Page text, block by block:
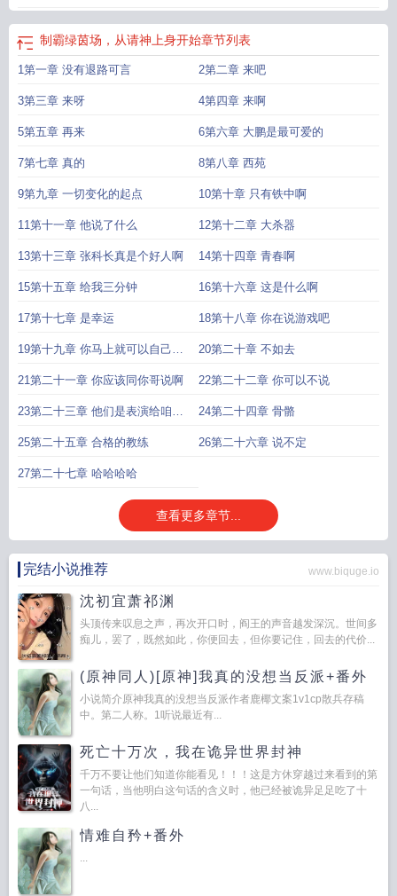
制霸绿茵场，从请神上身开始章节列表
1第一章 没有退路可言 2第二章 来吧
3第三章 来呀 4第四章 来啊
5第五章 再来 6第六章 大鹏是最可爱的
7第七章 真的 8第八章 西苑
9第九章 一切变化的起点 10第十章 只有铁中啊
11第十一章 他说了什么 12第十二章 大杀器
13第十三章 张科长真是个好人啊 14第十四章 青春啊
15第十五章 给我三分钟 16第十六章 这是什么啊
17第十七章 是幸运 18第十八章 你在说游戏吧
19第十九章 你马上就可以自己看
到了
20第二十章 不如去
21第二十一章 你应该同你哥说啊 22第二十二章 你可以不说
23第二十三章 他们是表演给咱们
看的
24第二十四章 骨骼
25第二十五章 合格的教练 26第二十六章 说不定
27第二十七章 哈哈哈哈
查看更多章节...
完结小说推荐 www.biquge.io
沈初宜萧祁渊
头顶传来叹息之声，再次开口时，阎王的声音越发深沉。世间多
痴儿，罢了，既然如此，你便回去，但你要记住，回去的代价...
(原神同人)[原神]我真的没想当反派+番外
小说简介原神我真的没想当反派作者鹿椰文案1v1cp散兵存稿
中。第二人称。1听说最近有...
死亡十万次，我在诡异世界封神
千万不要让他们知道你能看见！！！这是方休穿越过来看到的第
一句话，当他明白这句话的含义时，他已经被诡异足足吃了十
八...
情难自矜+番外
...